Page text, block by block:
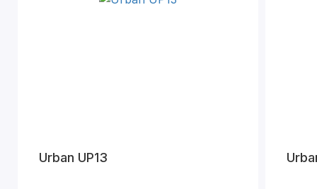
Urban UP13